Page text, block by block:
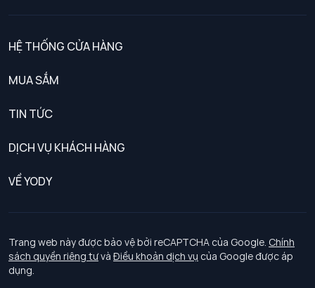
HỆ THỐNG CỬA HÀNG
MUA SẮM
TIN TỨC
DỊCH VỤ KHÁCH HÀNG
Chính sách khách hàng thân thiết
Chính sách bảo vệ dữ liệu cá nhân
Chính sách thanh toán, giao nhận
VỀ YODY
Tuyển dụng
Trang web này được bảo vệ bởi reCAPTCHA của Google. Chính
sách quyền riêng tưvà Điều khoản dịch vụ của Google được áp
dụng.